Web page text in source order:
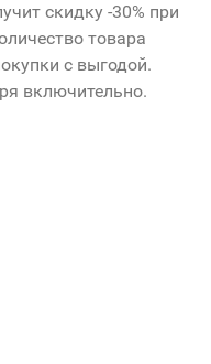
скидку -30% при
товара
с выгодой.
включительно.